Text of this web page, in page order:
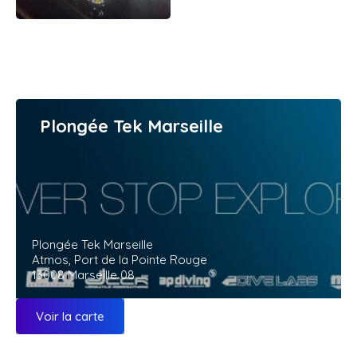
Plongée Tek Marseille
Plongée Tek Marseille
Atmos, Port de la Pointe Rouge
13008 Marseille 08
Voir la carte